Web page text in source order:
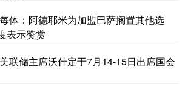
体：阿德耶米为加盟巴萨搁置其他选
表示赞赏
联储主席沃什定于7月14-15日出席国会